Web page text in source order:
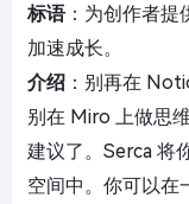
标语：为创作者提
加速成长。
介绍 ：别再在
别在 Miro 上做思
建议了。Serca 将
空间中。你可以在